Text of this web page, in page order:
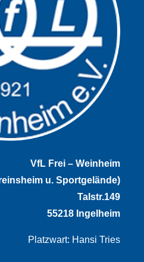
VfL Frei – Weinheim
u. Sportgelände)
Talstr.149
55218 Ingelheim
Platzwart: Hansi Tries